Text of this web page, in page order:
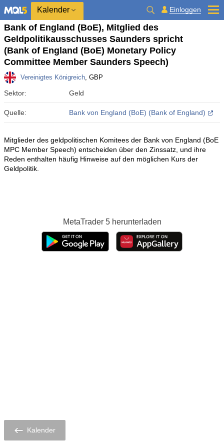
Kalender Einloggen
Bank of England (BoE), Mitglied des
Geldpolitikausschusses Saunders spricht
(Bank of England (BoE) Monetary Policy
Committee Member Saunders Speech)
Vereinigtes Königreich, GBP
Sektor: Geld
Quelle: Bank von England (BoE) (Bank of England)
Mitglieder des geldpolitischen Komitees der Bank von England (BoE
MPC Member Speech) entscheiden über den Zinssatz, und ihre
Reden enthalten häufig Hinweise auf den möglichen Kurs der
Geldpolitik.
Kalender
MetaTrader 5herunterladen